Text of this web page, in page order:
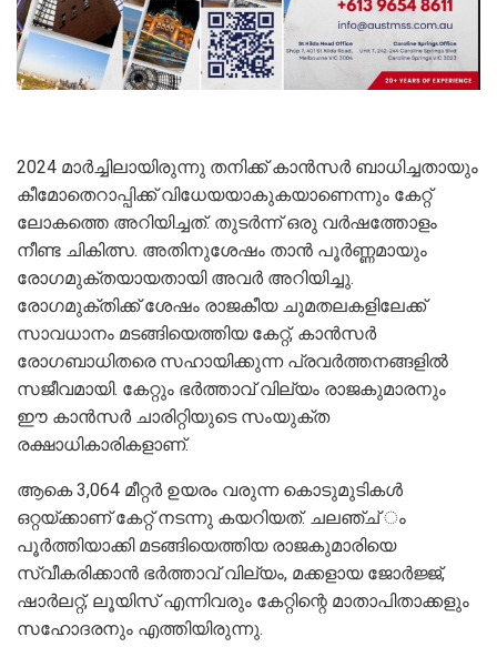
2024 മാര്‍ച്ചിലായിരുന്നു തനിക്ക് കാന്‍സര്‍ ബാധിച്ചതായും
കീമോതെറാപ്പിക്ക് വിധേയയാകുകയാണെന്നും കേറ്റ്
ലോകത്തെ അറിയിച്ചത്. തുടര്‍ന്ന് ഒരു വര്‍ഷത്തോളം
നീണ്ട ചികിത്സ. അതിനുശേഷം താന്‍ പൂര്‍ണ്ണമായും
രോഗമുക്തയായതായി അവര്‍ അറിയിച്ചു.
രോഗമുക്തിക്ക് ശേഷം രാജകീയ ചുമതലകളിലേക്ക്
സാവധാനം മടങ്ങിയെത്തിയ കേറ്റ്, കാന്‍സര്‍
രോഗബാധിതരെ സഹായിക്കുന്ന പ്രവര്‍ത്തനങ്ങളില്‍
സജീവമായി. കേറ്റും ഭര്‍ത്താവ് വില്യം രാജകുമാരനും
ഈ കാന്‍സര്‍ ചാരിറ്റിയുടെ സംയുക്ത
രക്ഷാധികാരികളാണ്.
ആകെ 3,064 മീറ്റര്‍ ഉയരം വരുന്ന കൊടുമുടികള്‍
ഒറ്റയ്ക്കാണ് കേറ്റ് നടന്നു കയറിയത്. ചലഞ്ച് ം
പൂര്‍ത്തിയാക്കി മടങ്ങിയെത്തിയ രാജകുമാരിയെ
സ്വീകരിക്കാന്‍ ഭര്‍ത്താവ് വില്യം, മക്കളായ ജോര്‍ജ്ജ്,
ഷാര്‍ലറ്റ്, ലൂയിസ് എന്നിവരും കേറ്റിന്റെ മാതാപിതാക്കളും
സഹോദരനും എത്തിയിരുന്നു.